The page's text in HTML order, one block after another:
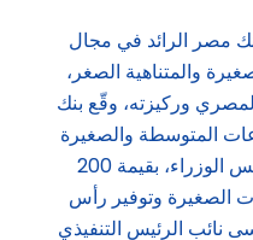
مصر الرائد في مجال
والمتناهية الصغر،
وركيزته، وقّع بنك
المتوسطة والصغيرة
ومتناهية الصغر، التابع لرئاسة مجلس الوزراء، بقيمة 200
الصغيرة وتوفير رأس
نائب الرئيس التنفيذي